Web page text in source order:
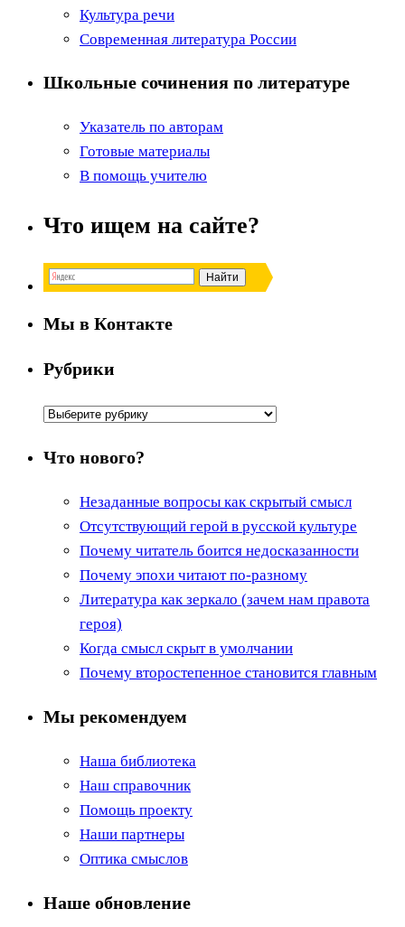
Культура речи
Современная литература России
Школьные сочинения по литературе
Указатель по авторам
Готовые материалы
В помощь учителю
Что ищем на сайте?
Мы в Контакте
Рубрики
Рубрики
Что нового?
Незаданные вопросы как скрытый смысл
Отсутствующий герой в русской культуре
Почему читатель боится недосказанности
Почему эпохи читают по-разному
Литература как зеркало (зачем нам правота
героя)
Когда смысл скрыт в умолчании
Почему второстепенное становится главным
Мы рекомендуем
Наша библиотека
Наш справочник
Помощь проекту
Наши партнеры
Оптика смыслов
Наше обновление